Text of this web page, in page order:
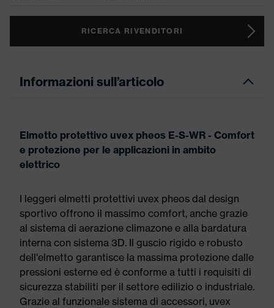
RICERCA RIVENDITORI
Informazioni sull’articolo
Elmetto protettivo uvex pheos E-S-WR - Comfort
e protezione per le applicazioni in ambito
elettrico
I leggeri elmetti protettivi uvex pheos dal design
sportivo offrono il massimo comfort, anche grazie
al sistema di aerazione climazone e alla bardatura
interna con sistema 3D. Il guscio rigido e robusto
dell'elmetto garantisce la massima protezione dalle
pressioni esterne ed è conforme a tutti i requisiti di
sicurezza stabiliti per il settore edilizio o industriale.
Grazie al funzionale sistema di accessori, uvex